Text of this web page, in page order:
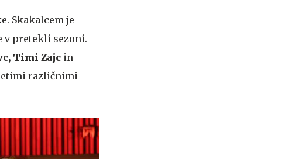
Skakalcem je
v pretekli sezoni.
Timi Zajc in
različnimi